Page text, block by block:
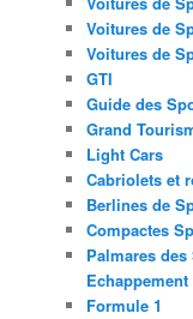
Voitures de
Voitures de
GTI
Guide des
Grand
Light Cars
Cabriolets et
Berlines de
Compactes
Palmares des
Formule 1